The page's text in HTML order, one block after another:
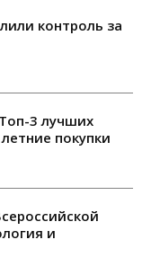
контроль за
3 лучших
покупки
и